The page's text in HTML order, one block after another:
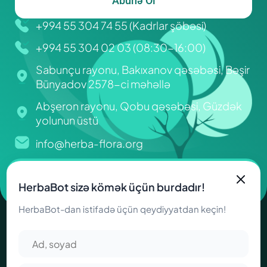
HerbaBot sizə kömək üçün burdadır!
HerbaBot-dan istifadə üçün qeydiyyatdan keçin!
+994 55 304 74 55 (Kadrlar şöbəsi)
+994 55 304 02 03 (08:30-16:00)
Sabunçu rayonu, Bakıxanov qəsəbəsi, Bəşir
Bünyadov 2578-ci məhəllə
Abşeron rayonu, Qobu qəsəbəsi, Güzdək
yolunun üstü
info@herba-flora.org